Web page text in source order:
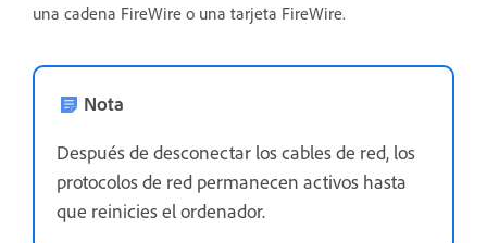
una cadena FireWire o una tarjeta FireWire.
Nota
Después de desconectar los cables de red, los
protocolos de red permanecen activos hasta
que reinicies el ordenador.